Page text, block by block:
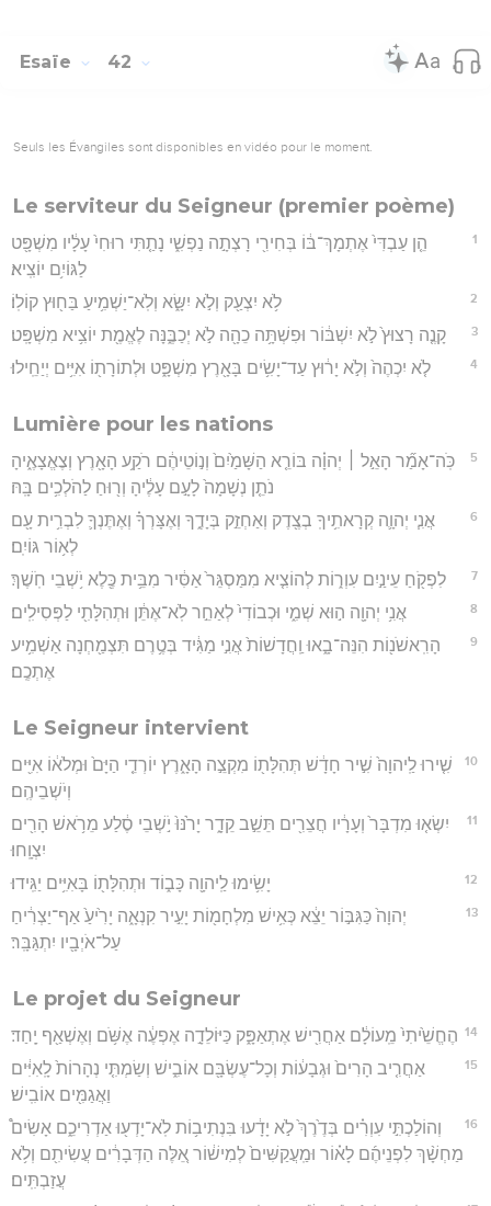
Esaïe 42
Seuls les Évangiles sont disponibles en vidéo pour le moment.
Le serviteur du Seigneur (premier poème)
1
הֵ֤ן עַבְדִּי֙ אֶתְמָךְ־בּ֔וֹ בְּחִירִ֖י רָצְתָ֣ה נַפְשִׁ֑י נָתַ֤תִּי רוּחִי֙ עָלָ֔יו מִשְׁפָּ֖ט
לַגּוֹיִ֥ם יוֹצִֽיא׃
2 לֹ֥א יִצְעַ֖ק וְלֹ֣א יִשָּׂ֑א וְלֹֽא־יַשְׁמִ֥יעַ בַּח֖וּץ קוֹלֽוֹ׃
3 קָנֶ֤ה רָצוּץ֙ לֹ֣א יִשְׁבּ֔וֹר וּפִשְׁתָּ֥ה כֵהָ֖ה לֹ֣א יְכַבֶּ֑נָּה לֶאֱמֶ֖ת יוֹצִ֥יא מִשְׁפָּֽט׃
4 לֹ֤א יִכְהֶה֙ וְלֹ֣א יָר֔וּץ עַד־יָשִׂ֥ים בָּאָ֖רֶץ מִשְׁפָּ֑ט וּלְתוֹרָת֖וֹ אִיִּ֥ים יְיַחֵֽילוּ׃
Lumière pour les nations
5
כֹּֽה־אָמַ֞ר הָאֵ֣ל ׀ יְהוָ֗ה בּוֹרֵ֤א הַשָּׁמַ֙יִם֙ וְנ֣וֹטֵיהֶ֔ם רֹקַ֥ע הָאָ֖רֶץ וְצֶאֱצָאֶ֑יהָ
נֹתֵ֤ן נְשָׁמָה֙ לָעָ֣ם עָלֶ֔יהָ וְר֖וּחַ לַהֹלְכִ֥ים בָּֽהּ׃
6
אֲנִ֧י יְהוָ֛ה קְרָאתִ֥יךָֽ בְצֶ֖דֶק וְאַחְזֵ֣ק בְּיָדֶ֑ךָ וְאֶצָּרְךָ֗ וְאֶתֶּנְךָ֛ לִבְרִ֥ית עָ֖ם
לְא֥וֹר גּוֹיִֽם׃
7 לִפְקֹ֖חַ עֵינַ֣יִם עִוְר֑וֹת לְהוֹצִ֤יא מִמַּסְגֵּר֙ אַסִּ֔יר מִבֵּ֥ית כֶּ֖לֶא יֹ֥שְׁבֵי חֹֽשֶׁךְ׃
8 אֲנִ֥י יְהוָ֖ה ה֣וּא שְׁמִ֑י וּכְבוֹדִי֙ לְאַחֵ֣ר לֹֽא־אֶתֵּ֔ן וּתְהִלָּתִ֖י לַפְּסִילִֽים׃
9
הָרִֽאשֹׁנ֖וֹת הִנֵּה־בָ֑אוּ וַֽחֲדָשׁוֹת֙ אֲנִ֣י מַגִּ֔יד בְּטֶ֥רֶם תִּצְמַ֖חְנָה אַשְׁמִ֥יע
אֶתְכֶֽם׃
Le Seigneur intervient
10
שִׁ֤ירוּ לַֽיהוָה֙ שִׁ֣יר חָדָ֔שׁ תְּהִלָּת֖וֹ מִקְצֵ֣ה הָאָ֑רֶץ יוֹרְדֵ֤י הַיָּם֙ וּמְלֹא֔וֹ אִיִּ֖ים
וְיֹשְׁבֵיהֶֽם׃
11
יִשְׂא֤וּ מִדְבָּר֙ וְעָרָ֔יו חֲצֵרִ֖ים תֵּשֵׁ֣ב קֵדָ֑ר יָרֹ֙נּוּ֙ יֹ֣שְׁבֵי סֶ֔לַע מֵרֹ֥אשׁ הָרִ֖ים
יִצְוָֽחוּ׃
12 יָשִׂ֥ימוּ לַֽיהוָ֖ה כָּב֑וֹד וּתְהִלָּת֖וֹ בָּאִיִּ֥ים יַגִּֽידוּ׃
13
יְהוָה֙ כַּגִּבּ֣וֹר יֵצֵ֔א כְּאִ֥ישׁ מִלְחָמ֖וֹת יָעִ֣יר קִנְאָ֑ה יָרִ֙יעַ֙ אַף־יַצְרִ֔יחַ
עַל־אֹיְבָ֖יו יִתְגַּבָּֽר׃
Le projet du Seigneur
14 הֶחֱשֵׁ֙יתִי֙ מֵֽעוֹלָ֔ם אַחֲרִ֖ישׁ אֶתְאַפָּ֑ק כַּיּוֹלֵדָ֣ה אֶפְעֶ֔ה אֶשֹּׁ֥ם וְאֶשְׁאַ֖ף יָֽחַד׃
15
אַחֲרִ֤יב הָרִים֙ וּגְבָע֔וֹת וְכָל־עֶשְׂבָּ֖ם אוֹבִ֑ישׁ וְשַׂמְתִּ֤י נְהָרוֹת֙ לָֽאִיִּ֔ים
וַאֲגַמִּ֖ים אוֹבִֽישׁ׃
16
וְהוֹלַכְתִּ֣י עִוְרִ֗ים בְּדֶ֙רֶךְ֙ לֹ֣א יָדָ֔עוּ בִּנְתִיב֥וֹת לֹֽא־יָדְע֖וּ אַדְרִיכֵ֑ם אָשִׂים֩
מַחְשָׁ֨ךְ לִפְנֵיהֶ֜ם לָא֗וֹר וּמַֽעֲקַשִּׁים֙ לְמִישׁ֔וֹר אֵ֚לֶּה הַדְּבָרִ֔ים עֲשִׂיתִ֖ם וְלֹ֥א
עֲזַבְתִּֽים׃